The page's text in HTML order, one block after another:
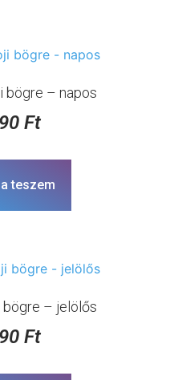
bögre – napos
Ft
teszem
bögre – jelölős
Ft